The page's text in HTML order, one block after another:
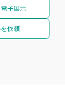
子展示
依頼